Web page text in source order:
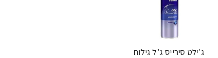
ג'ילט סירייס ג'ל גילוח